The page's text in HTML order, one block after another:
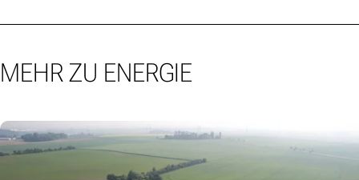
MEHR ZU ENERGIE